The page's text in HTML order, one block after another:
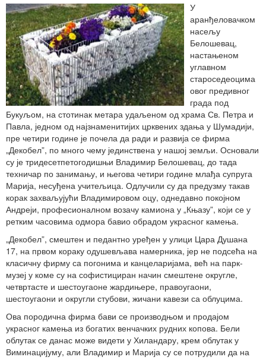
У
аранђеловачком
насељу
Белошевац,
настањеном
углавном
староседеоцима
овог предивног
града под
Букуљом, на стотинак метара удаљеном од храма Св. Петра и
Павла, једном од најзнаменитијих црквених здања у Шумадији,
пре четири године је почела да ради и развија се фирма
„Декобел”, по много чему јединствена у нашој земљи. Основали
су је тридесетпетогодишњи Владимир Белошевац, до тада
техничар по занимању, и његова четири године млађа супруга
Марија, несуђена учитељица. Одлучили су да предузму такав
корак захваљујући Владимировом оцу, однедавно покојном
Андреји, професионалном возачу камиона у „Књазу”, који се у
ретким часовима одмора бавио обрадом украсног камења.
„Декобел”, смештен и педантно уређен у улици Цара Душана
17, на првом кораку одушевљава намерника, јер не подсећа на
класичну фирму са погонима и канцеларијама, већ на парк-
музеј у коме су на софистициран начин смештене округле,
четвртасте и шестоугаоне жардињере, правоугаони,
шестоугаони и округли стубови, жичани кавези са облуцима.
Ова породична фирма бави се производњом и продајом
украсног камења из богатих венчачких рудних копова. Бели
облутак се данас може видети у Хиландару, крем облутак у
Виминацијуму, али Владимир и Марија су се потрудили да на